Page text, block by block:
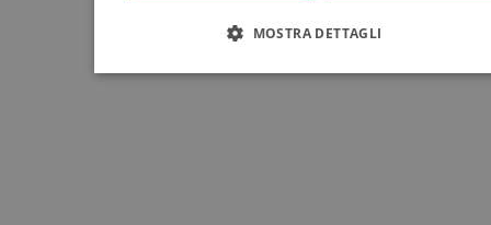
MOSTRA DETTAGLI